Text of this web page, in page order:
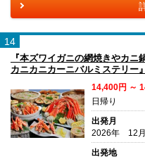
14
『本ズワイガニの網焼きやカニ
カニカニカーニバルミステリー
14,400円 ～
日帰り
出発月
2026年 12
出発地